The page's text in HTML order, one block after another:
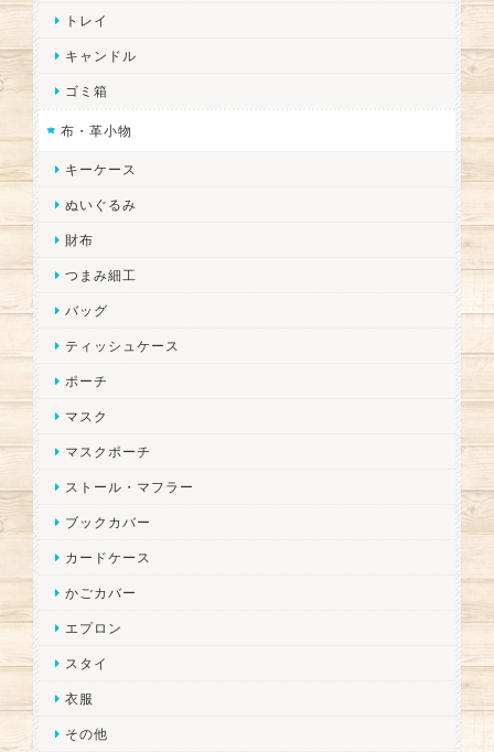
トレイ
キャンドル
ゴミ箱
布・革小物
キーケース
ぬいぐるみ
財布
つまみ細工
バッグ
ティッシュケース
ポーチ
マスク
マスクポーチ
ストール・マフラー
ブックカバー
カードケース
かごカバー
エプロン
スタイ
衣服
その他